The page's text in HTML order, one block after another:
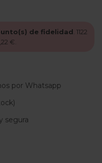
de fidelidad 1122
€
por Whatsapp
segura